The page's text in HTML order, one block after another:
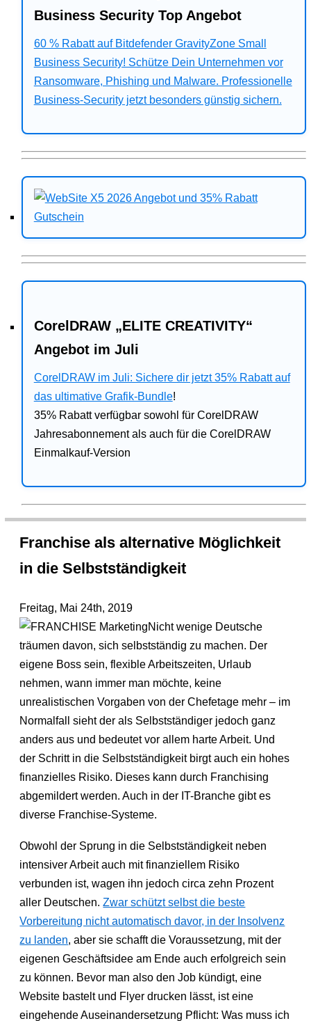
Business Security Top Angebot
60 % Rabatt auf Bitdefender GravityZone Small
Business Security! Schütze Dein Unternehmen vor
Ransomware, Phishing und Malware. Professionelle
Business-Security jetzt besonders günstig sichern.
CorelDRAW „ELITE CREATIVITY“
Angebot im Juli
CorelDRAW im Juli: Sichere dir jetzt 35% Rabatt auf
das ultimative Grafik-Bundle!
35% Rabatt verfügbar sowohl für CorelDRAW
Jahresabonnement als auch für die CorelDRAW
Einmalkauf-Version
Franchise als alternative Möglichkeit
in die Selbstständigkeit
Freitag, Mai 24th, 2019
Nicht wenige Deutsche
träumen davon, sich selbstständig zu machen. Der
eigene Boss sein, flexible Arbeitszeiten, Urlaub
nehmen, wann immer man möchte, keine
unrealistischen Vorgaben von der Chefetage mehr – im
Normalfall sieht der als Selbstständiger jedoch ganz
anders aus und bedeutet vor allem harte Arbeit. Und
der Schritt in die Selbstständigkeit birgt auch ein hohes
finanzielles Risiko. Dieses kann durch Franchising
abgemildert werden. Auch in der IT-Branche gibt es
diverse Franchise-Systeme.
Obwohl der Sprung in die Selbstständigkeit neben
intensiver Arbeit auch mit finanziellem Risiko
verbunden ist, wagen ihn jedoch circa zehn Prozent
aller Deutschen.Zwar schützt selbst die beste
Vorbereitung nicht automatisch davor, in der Insolvenz
zu landen, aber sie schafft die Voraussetzung, mit der
eigenen Geschäftsidee am Ende auch erfolgreich sein
zu können. Bevor man also den Job kündigt, eine
Website bastelt und Flyer drucken lässt, ist eine
eingehende Auseinandersetzung Pflicht: Was muss ich